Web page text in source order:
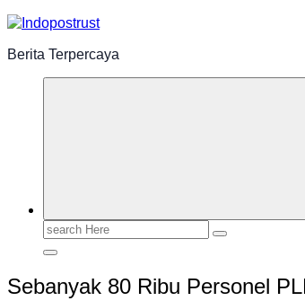
Berita Terpercaya
Search
Sebanyak 80 Ribu Personel